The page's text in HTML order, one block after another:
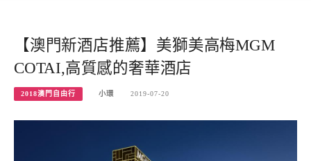
【澳門新酒店推薦】美獅美高梅MGM
COTAI,高質感的奢華酒店
2018澳門自由行 小環 2019-07-20